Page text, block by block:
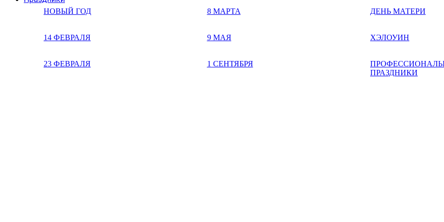
НОВЫЙ ГОД
14 ФЕВРАЛЯ
23 ФЕВРАЛЯ
8 МАРТА
9 МАЯ
1 СЕНТЯБРЯ
ДЕНЬ МАТЕРИ
ХЭЛОУИН
ПРАЗДНИКИ